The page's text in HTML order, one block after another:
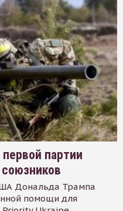
партии
Дональда Трампа
помощи для